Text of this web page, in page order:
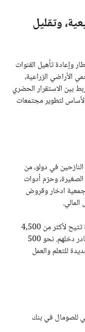
وتقليل
وإعادة تأهيل القنوات
الأراضي الزراعية،
بين الاستقرار الحضري
لتطوير مجتمعات
في دولو، من
الصغيرة، وحزم أدوات
ريادة الأعمال. كما سيتم إنشاء أكثر من 150 جمعية ادخار وقروض
علاوة على ذلك، ستُنشأ حقول تعليمية زراعية تتيح لأكثر من 4,500
أسرة تعلم الزراعة الذكية المناخية وتنويع مصادر دخلهم. نحو 500
للتعلم والعمل
للصومال في بنك